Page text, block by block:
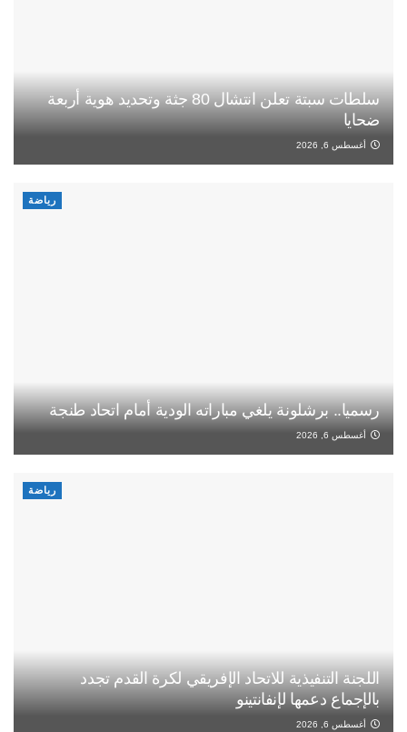
سلطات سبتة تعلن انتشال 80 جثة وتحديد هوية أربعة
ضحايا
أغسطس 6, 2026
رياضة
رسميا.. برشلونة يلغي مباراته الودية أمام اتحاد طنجة
أغسطس 6, 2026
رياضة
اللجنة التنفيذية للاتحاد الإفريقي لكرة القدم تجدد
بالإجماع دعمها لإنفانتينو
أغسطس 6, 2026